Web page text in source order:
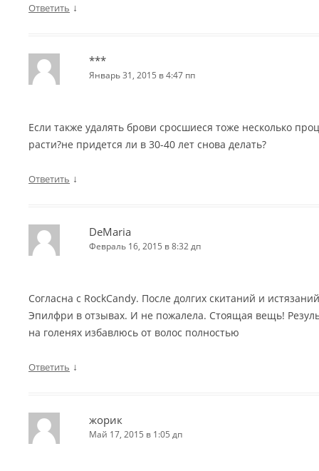
Ответить ↓
***
Январь 31, 2015 в 4:47 пп
Если также удалять брови сросшиеся тоже несколько
расти?не придется ли в 30-40 лет снова делать?
Ответить ↓
DeMaria
Февраль 16, 2015 в 8:32 дп
Согласна с RockCandy. После долгих скитаний и
Эпилфри в отзывах. И не пожалела. Стоящая вещь!
на голенях избавлюсь от волос полностью
Ответить ↓
жорик
Май 17, 2015 в 1:05 дп